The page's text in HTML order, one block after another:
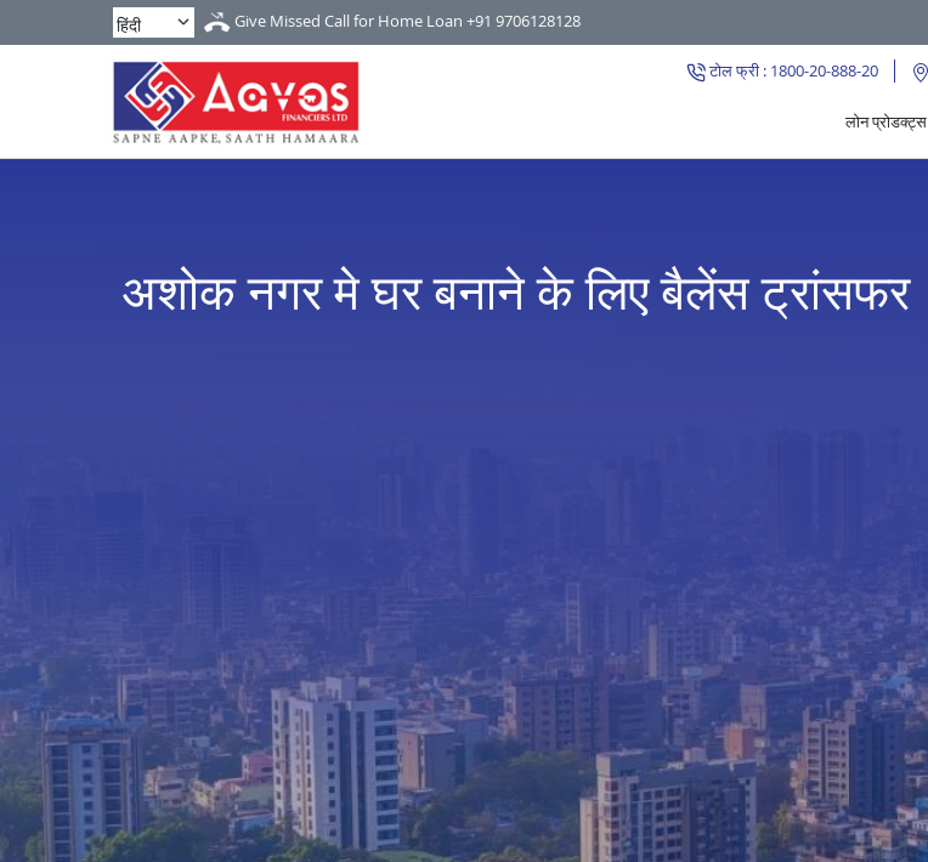
Give Missed Call for Home Loan +91 9706128128
टोल फ्री : 1800-20-888-20
लोन प्रोडक्ट्स
अशोक नगर मे घर बनाने के लिए बैलेंस ट्रांसफर